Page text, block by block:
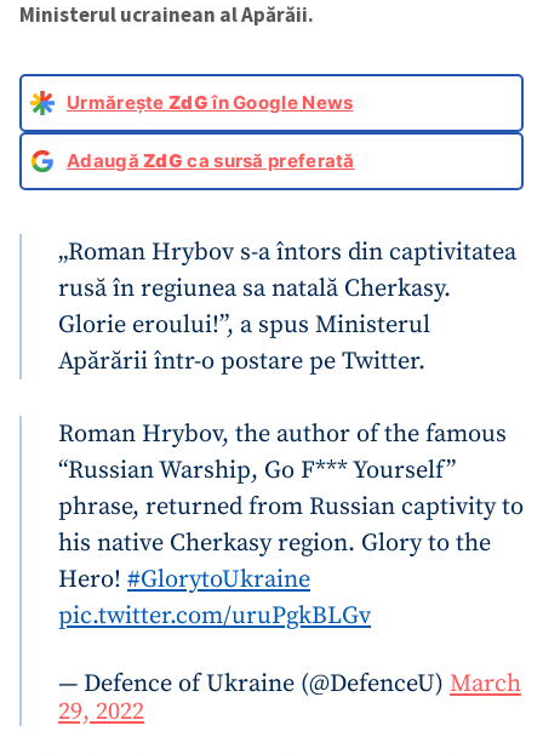
Ministerul ucrainean al Apărăii.
Urmărește ZdGîn Google News
AdaugăZdG ca sursă preferată
„Roman Hrybov s-a întors din captivitatea
rusă în regiunea sa natală Cherkasy.
Glorie eroului!”, a spus Ministerul
Apărării într-o postare pe Twitter.
Roman Hrybov, the author of the famous
“Russian Warship, Go F*** Yourself”
phrase, returned from Russian captivity to
his native Cherkasy region. Glory to the
Hero! #GlorytoUkraine
pic.twitter.com/uruPgkBLGv
— Defence of Ukraine (@DefenceU) March
29, 2022